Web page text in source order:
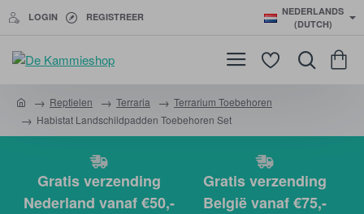
LOGIN REGISTREER
NEDERLANDS
(DUTCH)
Reptielen Terraria
Terrarium Toebehoren
Habistat Landschildpadden Toebehoren Set
Gratis verzending
Nederland vanaf €50,-
Gratis verzending
België vanaf €75,-